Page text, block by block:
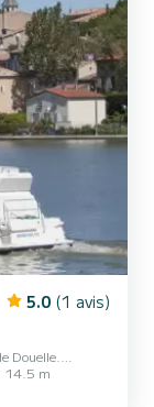
5.0 (1 avis)
Douelle.
confort
14.5 m